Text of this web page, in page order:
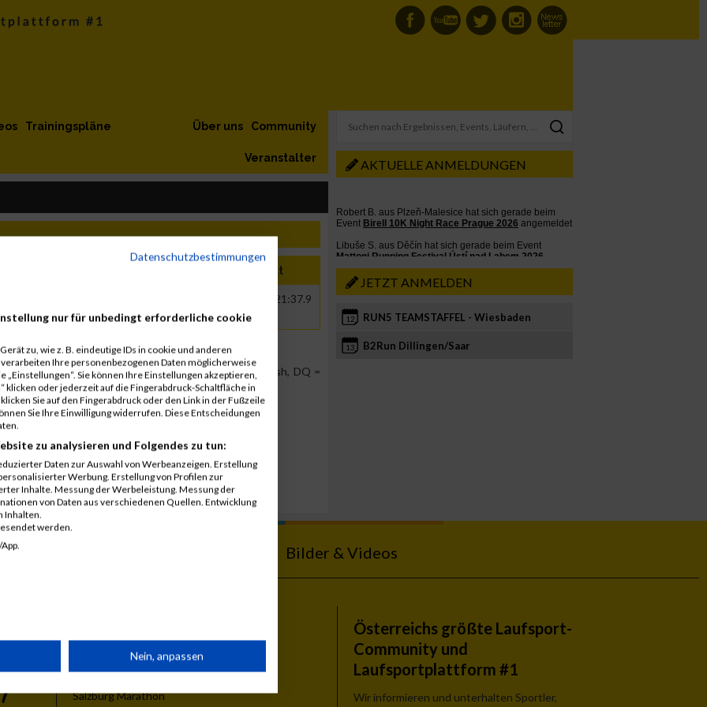
Trainingspläne Community
Über uns
Veranstalter
Brut
00:21:37.9
Position, DNS = Did not start, DNF = Did not finish, DQ =
AKTUELLE ANMELDUNGEN
JETZT ANMELDEN
12 RUN5 TEAMSTAFFEL - Wiesbaden
13 B2Run Dillingen/Saar
Bilder & Videos
Vienna City Marathon
Salzburg Marathon
Österreichs größte Laufsport-
Community und
Laufsportplattform #1
Wir informieren und unterhalten Sportler,
Datenschutzbestimmungen
nur für unbedingt erforderliche cookie
zu, wie z. B. eindeutige IDs in cookie und anderen
Ihre personenbezogenen Daten möglicherweise
Sie können Ihre Einstellungen akzeptieren,
klicken oder jederzeit auf die Fingerabdruck-Schaltfläche in
Sie auf den Fingerabdruck oder den Link in der Fußzeile
Sie Ihre Einwilligung widerrufen. Diese Entscheidungen
zu analysieren und Folgendes zu tun:
Daten zur Auswahl von Werbeanzeigen. Erstellung
Werbung. Erstellung von Profilen zur
Inhalte. Messung der Werbeleistung. Messung der
von Daten aus verschiedenen Quellen. Entwicklung
Inhalten.
werden.
Nein, anpassen